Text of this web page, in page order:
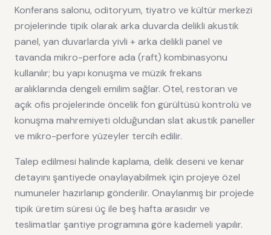
Konferans salonu, oditoryum, tiyatro ve kültür merkezi
projelerinde tipik olarak arka duvarda delikli akustik
panel, yan duvarlarda yivli + arka delikli panel ve
tavanda mikro-perfore ada (raft) kombinasyonu
kullanılır; bu yapı konuşma ve müzik frekans
aralıklarında dengeli emilim sağlar. Otel, restoran ve
açık ofis projelerinde öncelik fon gürültüsü kontrolü ve
konuşma mahremiyeti olduğundan slat akustik paneller
ve mikro-perfore yüzeyler tercih edilir.
Talep edilmesi halinde kaplama, delik deseni ve kenar
detayını şantiyede onaylayabilmek için projeye özel
numuneler hazırlanıp gönderilir. Onaylanmış bir projede
tipik üretim süresi üç ile beş hafta arasıdır ve
teslimatlar şantiye programına göre kademeli yapılır.